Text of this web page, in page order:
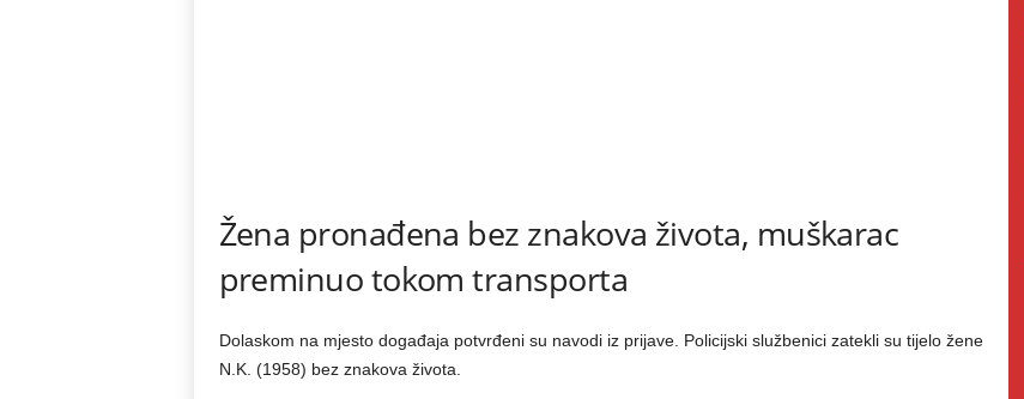
Žena pronađena bez znakova života, muškarac
preminuo tokom transporta
Dolaskom na mjesto događaja potvrđeni su navodi iz prijave. Policijski službenici zatekli su tijelo žene
N.K. (1958) bez znakova života.